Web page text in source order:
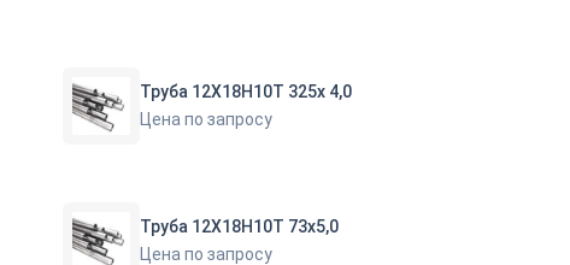
Труба 12Х18Н10Т 325х 4,0
Цена по запросу
Труба 12Х18Н10Т 73х5,0
Цена по запросу